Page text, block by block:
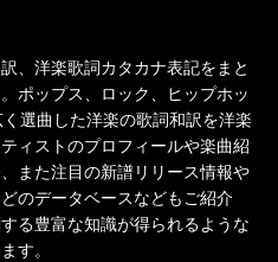
、洋楽歌詞カタカナ表記をまと
ポップス、ロック、ヒップホッ
選曲した洋楽の歌詞和訳を洋楽
ィストのプロフィールや楽曲紹
また注目の新譜リリース情報や
のデータベースなどもご紹介
る豊富な知識が得られるような
す。